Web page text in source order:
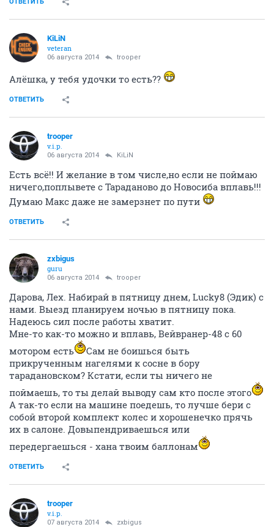
KiLiN
veteran
06 августа 2014 trooper
Алёшка, у тебя удочки то есть??
ОТВЕТИТЬ
trooper
v.i.p.
06 августа 2014 KiLiN
Есть всё!! И желание в том числе,но если не поймаю
ничего,поплывете с Тараданово до Новосиба вплавь!!!
Думаю Макс даже не замерзнет по пути
ОТВЕТИТЬ
zxbigus
guru
06 августа 2014 trooper
Дарова, Лех. Набирай в пятницу днем, Lucky8 (Эдик) с
нами. Выезд планируем ночью в пятницу пока.
Надеюсь сил после работы хватит.
Мне-то как-то можно и вплавь, Вейвранер-48 с 60
мотором есть
Сам не боишься быть
прикрученным нагелями к сосне в бору
тарадановском? Кстати, если ты ничего не
поймаешь, то ты делай выводу сам кто после этого
А так-то если на машине поедешь, то лучше бери с
собой второй комплект колес и хорошенечко прячь
их в салоне. Довыпендриваешься или
передергаешься - хана твоим баллонам
ОТВЕТИТЬ
trooper
v.i.p.
07 августа 2014 zxbigus